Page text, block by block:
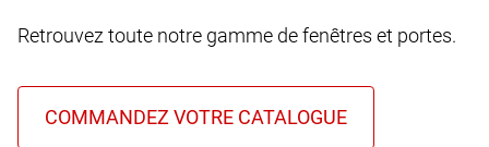
Retrouvez toute notre gamme de fenêtres et portes.